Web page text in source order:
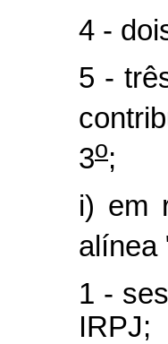
4 -
5 -
3o;
i) em
alínea
1 -
IRPJ;